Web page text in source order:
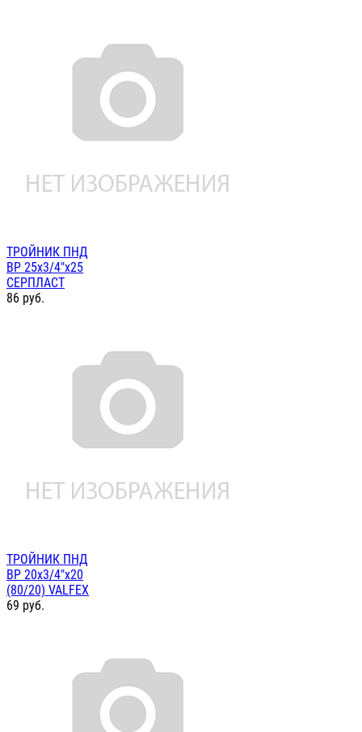
ТРОЙНИК ПНД
ВР 25х3/4"х25
СЕРПЛАСТ
86 руб.
ТРОЙНИК ПНД
ВР 20х3/4"х20
(80/20) VALFEX
69 руб.